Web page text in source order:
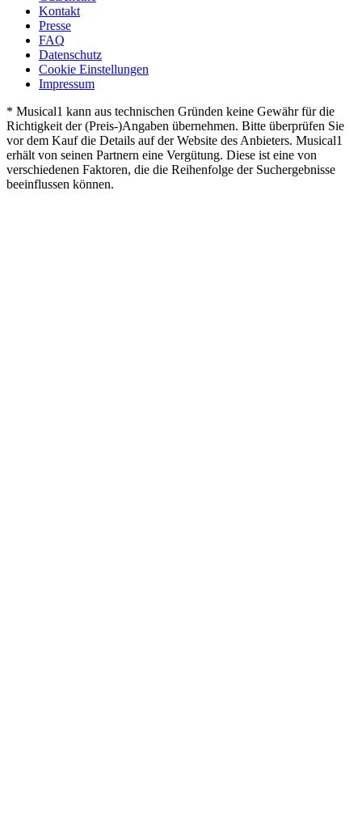
Kontakt
Presse
FAQ
Datenschutz
Cookie Einstellungen
Impressum
* Musical1 kann aus technischen Gründen keine Gewähr für die
Richtigkeit der (Preis-)Angaben übernehmen. Bitte überprüfen Sie
vor dem Kauf die Details auf der Website des Anbieters. Musical1
erhält von seinen Partnern eine Vergütung. Diese ist eine von
verschiedenen Faktoren, die die Reihenfolge der Suchergebnisse
beeinflussen können.